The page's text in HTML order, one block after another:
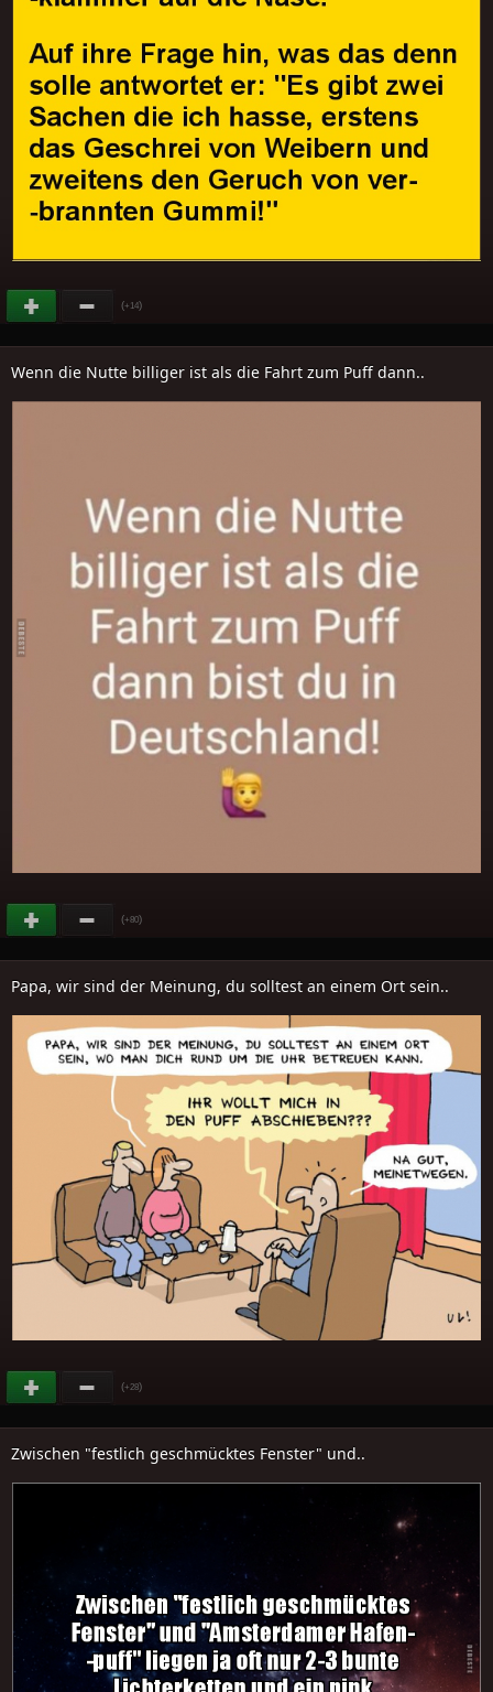
(+14)
Wenn die Nutte billiger ist als die Fahrt zum Puff dann..
(+80)
Papa, wir sind der Meinung, du solltest an einem Ort sein..
(+28)
Zwischen "festlich geschmücktes Fenster" und..